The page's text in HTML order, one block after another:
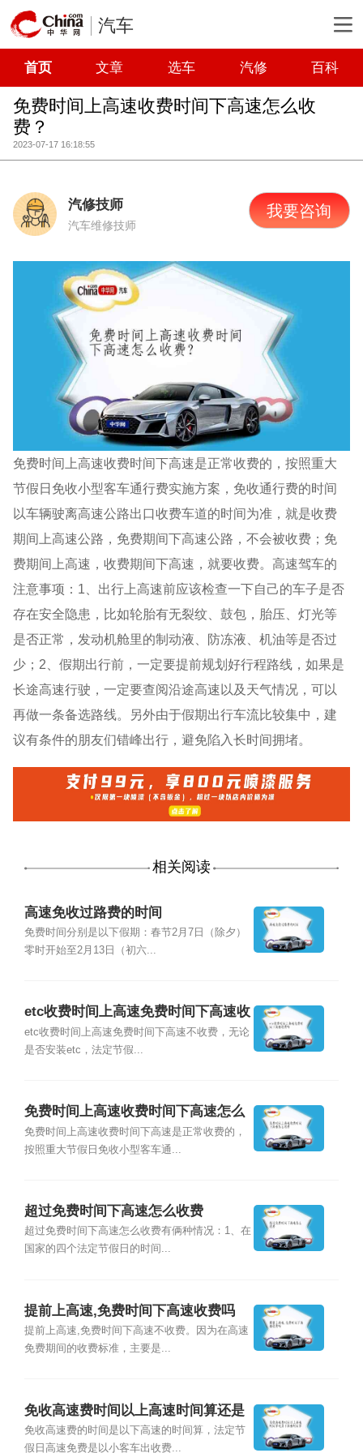
汽车
首页 文章 选车 汽修 百科
免费时间上高速收费时间下高速怎么收
费？
2023-07-17 16:18:55
汽修技师
汽车维修技师
我要咨询
免费时间上高速收费时间下高速是正常收费的，按照重大
节假日免收小型客车通行费实施方案，免收通行费的时间
以车辆驶离高速公路出口收费车道的时间为准，就是收费
期间上高速公路，免费期间下高速公路，不会被收费；免
费期间上高速，收费期间下高速，就要收费。高速驾车的
注意事项：1、出行上高速前应该检查一下自己的车子是否
存在安全隐患，比如轮胎有无裂纹、鼓包，胎压、灯光等
是否正常，发动机舱里的制动液、防冻液、机油等是否过
少；2、假期出行前，一定要提前规划好行程路线，如果是
长途高速行驶，一定要查阅沿途高速以及天气情况，可以
再做一条备选路线。另外由于假期出行车流比较集中，建
议有条件的朋友们错峰出行，避免陷入长时间拥堵。
相关阅读
高速免收过路费的时间
免费时间分别是以下假期：春节2月7日（除夕）
零时开始至2月13日（初六...
etc收费时间上高速免费时间下高速收
费吗
etc收费时间上高速免费时间下高速不收费，无论
是否安装etc，法定节假...
免费时间上高速收费时间下高速怎么
收费
免费时间上高速收费时间下高速是正常收费的，
按照重大节假日免收小型客车通...
超过免费时间下高速怎么收费
超过免费时间下高速怎么收费有俩种情况：1、在
国家的四个法定节假日的时间...
提前上高速,免费时间下高速收费吗
提前上高速,免费时间下高速不收费。因为在高速
免费期间的收费标准，主要是...
免收高速费时间以上高速时间算还是
下高速时间算
免收高速费的时间是以下高速的时间算，法定节
假日高速免费是以小客车出收费...